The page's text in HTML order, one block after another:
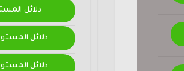
دلائل
دلائل
دلائل